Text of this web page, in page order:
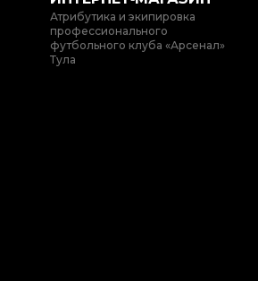
Атрибутика и экипировка
профессионального
футбольного клуба «Арсенал»
Тула